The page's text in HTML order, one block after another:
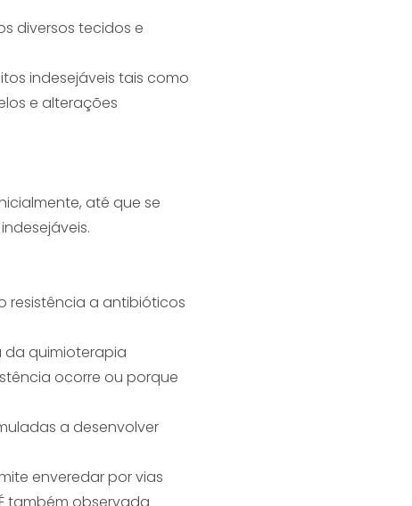
diversos tecidos e
indesejáveis tais como
e alterações
até que se
resistência a antibióticos
da quimioterapia
ocorre ou porque
a desenvolver
enveredar por vias